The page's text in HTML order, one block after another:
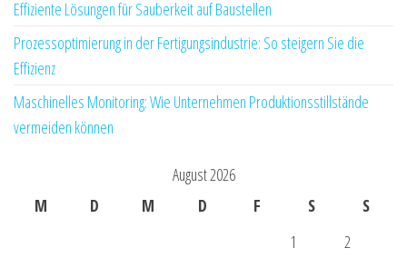
Effiziente Lösungen für Sauberkeit auf Baustellen
Prozessoptimierung in der Fertigungsindustrie: So steigern Sie die
Effizienz
Maschinelles Monitoring: Wie Unternehmen Produktionsstillstände
vermeiden können
August 2026
M
D M D F S
S
1
2